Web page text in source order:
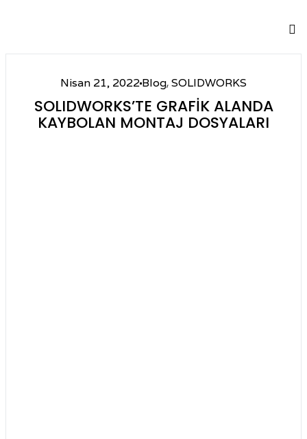
Nisan 21, 2022Blog,SOLIDWORKS
SOLIDWORKS’TE GRAFIK ALANDA
KAYBOLAN MONTAJ DOSYALARI